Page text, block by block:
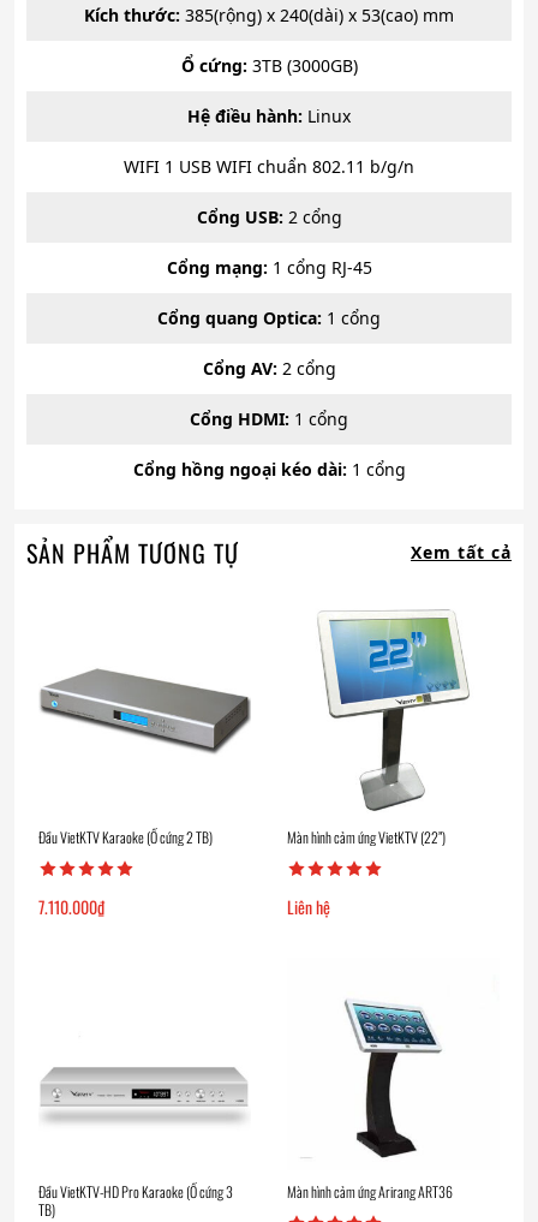
Kích thước: 385(rộng) x 240(dài) x 53(cao) mm
Ổ cứng: 3TB (3000GB)
Hệ điều hành: Linux
WIFI 1 USB WIFI chuẩn 802.11 b/g/n
Cổng USB: 2 cổng
Cổng mạng: 1 cổng RJ-45
Cổng quang Optica: 1 cổng
Cổng AV: 2 cổng
Cổng HDMI: 1 cổng
Cổng hồng ngoại kéo dài: 1 cổng
SẢN PHẨM TƯƠNG TỰ Xem tất cả
Đầu VietKTV Karaoke (Ổ cứng 2 TB)
7.110.000₫
Màn hình cảm ứng VietKTV (22”)
Liên hệ
Đầu VietKTV-HD Pro Karaoke (Ổ cứng 3
TB)
Màn hình cảm ứng Arirang ART36